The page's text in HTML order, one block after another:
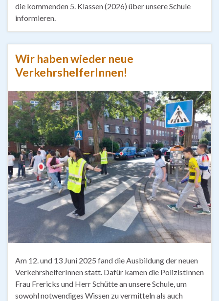
die kommenden 5. Klassen (2026) über unsere Schule
informieren.
Wir haben wieder neue
VerkehrshelferInnen!
Am 12. und 13 Juni 2025 fand die Ausbildung der neuen
VerkehrshelferInnen statt. Dafür kamen die PolizistInnen
Frau Frericks und Herr Schütte an unsere Schule, um
sowohl notwendiges Wissen zu vermitteln als auch